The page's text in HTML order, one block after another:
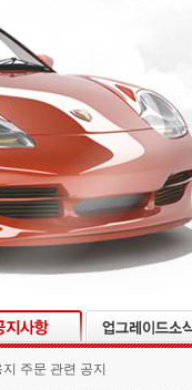
지 주문 관련 공지